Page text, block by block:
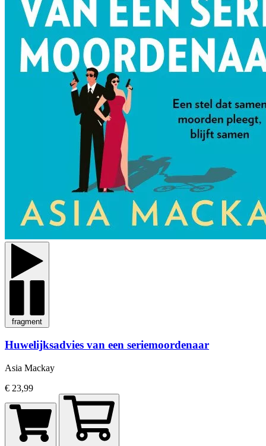
fragment
Huwelijksadvies van een seriemoordenaar
Asia Mackay
€ 23,99